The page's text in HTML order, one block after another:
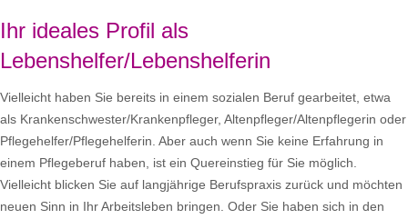
Ihr ideales Profil als
Lebenshelfer/Lebenshelferin
Vielleicht haben Sie bereits in einem sozialen Beruf gearbeitet, etwa
als Krankenschwester/Krankenpfleger, Altenpfleger/Altenpflegerin oder
Pflegehelfer/Pflegehelferin. Aber auch wenn Sie keine Erfahrung in
einem Pflegeberuf haben, ist ein Quereinstieg für Sie möglich.
Vielleicht blicken Sie auf langjährige Berufspraxis zurück und möchten
neuen Sinn in Ihr Arbeitsleben bringen. Oder Sie haben sich in den